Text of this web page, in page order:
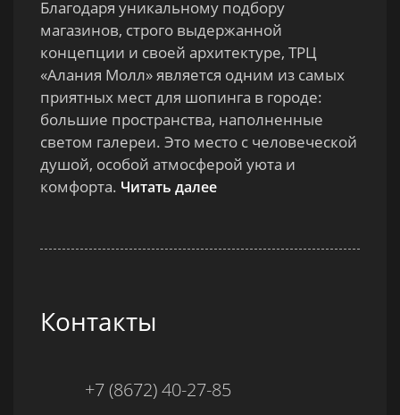
Благодаря уникальному подбору
магазинов, строго выдержанной
концепции и своей архитектуре, ТРЦ
«Алания Молл» является одним из самых
приятных мест для шопинга в городе:
большие пространства, наполненные
светом галереи. Это место с человеческой
душой, особой атмосферой уюта и
комфорта. Читать далее
Контакты
+7 (8672) 40-27-85